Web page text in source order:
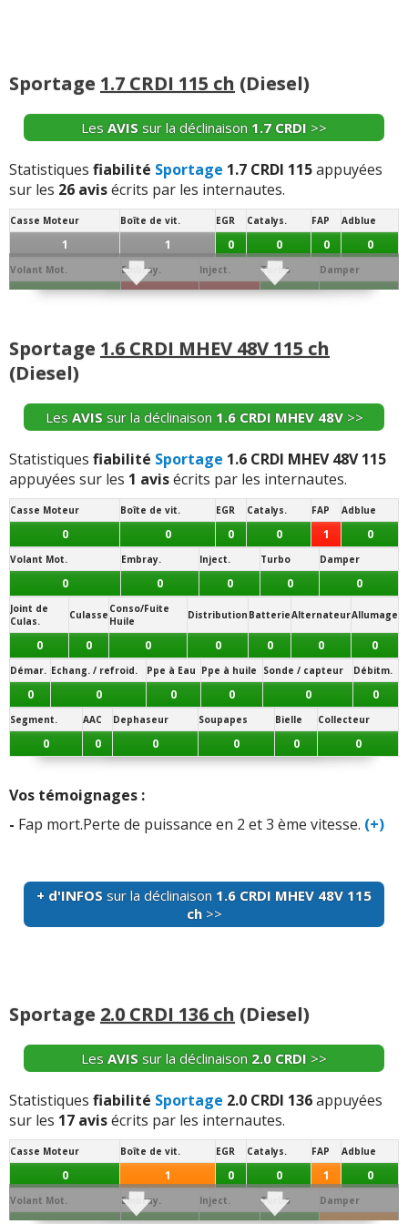
Sportage 1.7 CRDI 115 ch (Diesel)
Les AVIS sur la déclinaison 1.7 CRDI >>
Statistiques fiabilité Sportage 1.7 CRDI 115appuyées
sur les 26 avisécrits par les internautes.
Casse Moteur Boîte de vit. EGR Catalys. FAP Adblue
1 1 0 0 0 0
Volant Mot. Embray. Inject. Turbo Damper
0 5 4 0 0
0 0 0 0 0 0
Démar. Echang. / refroid.
0 0 0 0 0 0
Segment. AAC Dephaseur Soupapes Bielle Collecteur
0 0 0 0 0
Vos témoignages :
Aucun et j'espere que la garantie 7 ans est honnête
-Boite a fusible fermeture des portes(+)
-Raté du moteur perte de puissance fuite d in injecteur
problème du regulateur de vitesse qui reste actif malgré
la demande de coupures dangereux
(+)
-Injection, défaut de peinture(+)
-Colonne de direction a remplacer moteur casser(+)
Joint entre la boite et l'embrayage defaillant, changé en
garantie à 147000km
- Rien depuis 1 an et demie(+)
Siege avant qui se decolorent.(+)
-Principaux defauts peintures qui s'ecaille sur
RADIO - PROBLEME GEOMETRIE TAIN AR , usure des ...
Lire la suite >>
-1 ressort d'embrayage cassé à 70000 kms pas pris en
garantie bien sûr Résultat 1200  de frais pour un kit
complet 😡 je tiens à précise ...Lire la suite >>
-Ressort embrayage non pris en charge par la garantie
trou accélération 1800 tours problème injection mauvais
Sportage 1.6 CRDI MHEV 48V 115 ch
(Diesel)
Les AVIS sur la déclinaison 1.6 CRDI MHEV 48V>>
Statistiques fiabilité Sportage 1.6 CRDI MHEV 48V 115
appuyées sur les 1 avisécrits par les internautes.
Casse Moteur Boîte de vit. EGR Catalys. FAP Adblue
0 0 0 0 1 0
Volant Mot. Embray. Inject. Turbo Damper
0 0 0 0 0
Joint de
Culas.
Culasse Conso/Fuite
Huile
Distribution BatterieAlternateurAllumage
0 0 0 0 0 0 0
Démar. Echang. / refroid. Ppe à Eau Ppe à huile Sonde / capteur Débitm.
0 0 0 0 0 0
Segment. AAC Dephaseur Soupapes Bielle Collecteur
0 0 0 0 0 0
Vos témoignages :
- Fap mort.Perte de puissance en 2 et 3 ème vitesse. (+)
+ d'INFOS sur la déclinaison 1.6 CRDI MHEV 48V 115
ch>>
Sportage 2.0 CRDI 136 ch (Diesel)
Les AVIS sur la déclinaison 2.0 CRDI >>
Statistiques fiabilité Sportage 2.0 CRDI 136appuyées
sur les 17 avisécrits par les internautes.
Casse Moteur Boîte de vit. EGR Catalys. FAP Adblue
0 1 0 0 1 0
Volant Mot. Embray. Inject. Turbo Damper